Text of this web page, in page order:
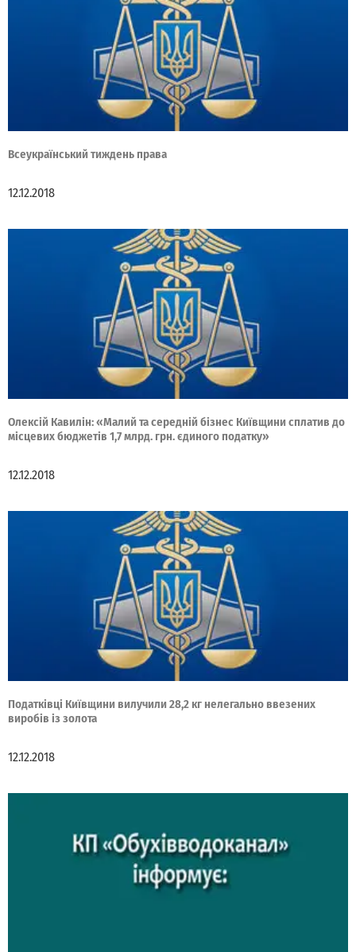
Всеукраїнський тиждень права
12.12.2018
Олексій Кавилін: «Малий та середній бізнес Київщини сплатив до
місцевих бюджетів 1,7 млрд. грн. єдиного податку»
12.12.2018
Податківці Київщини вилучили 28,2 кг нелегально ввезених
виробів із золота
12.12.2018